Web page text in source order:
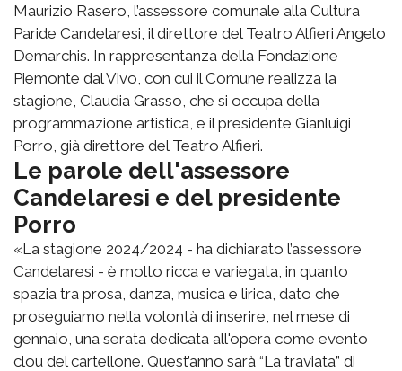
Maurizio Rasero, l’assessore comunale alla Cultura
Paride Candelaresi, il direttore del Teatro Alfieri Angelo
Demarchis. In rappresentanza della Fondazione
Piemonte dal Vivo, con cui il Comune realizza la
stagione, Claudia Grasso, che si occupa della
programmazione artistica, e il presidente Gianluigi
Porro, già direttore del Teatro Alfieri.
Le parole dell'assessore
Candelaresi e del presidente
Porro
«La stagione 2024/2024 - ha dichiarato l’assessore
Candelaresi - è molto ricca e variegata, in quanto
spazia tra prosa, danza, musica e lirica, dato che
proseguiamo nella volontà di inserire, nel mese di
gennaio, una serata dedicata all'opera come evento
clou del cartellone. Quest’anno sarà “La traviata” di